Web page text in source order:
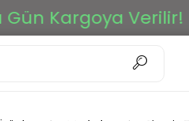
Kargoya Verilir!